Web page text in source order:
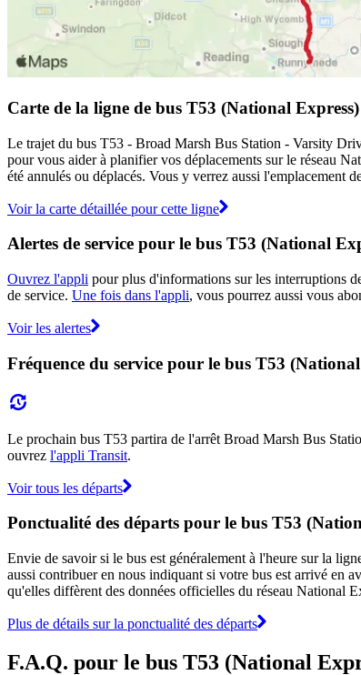
Carte de la ligne de bus T53 (National Express)
Le trajet du bus T53 - Broad Marsh Bus Station - Varsity
pour vous aider à planifier vos déplacements sur le réseau
été annulés ou déplacés. Vous y verrez aussi l'emplacement
Voir la carte détaillée pour cette ligne
Alertes de service pour le bus T53 (National
Ouvrez l'appli pour plus d'informations sur les interruptions
de service. Une fois dans l'appli, vous pourrez aussi vous
Voir les alertes
Fréquence du service pour le bus T53
Le prochain bus T53 partira de l'arrêt Broad Marsh Bus
ouvrez l'appli Transit.
Voir tous les départs
Ponctualité des départs pour le bus T53
Envie de savoir si le bus est généralement à l'heure sur la
aussi contribuer en nous indiquant si votre bus est arrivé en
qu'elles diffèrent des données officielles du réseau National
Plus de détails sur la ponctualité des départs
F.A.Q. pour le bus T53 (National